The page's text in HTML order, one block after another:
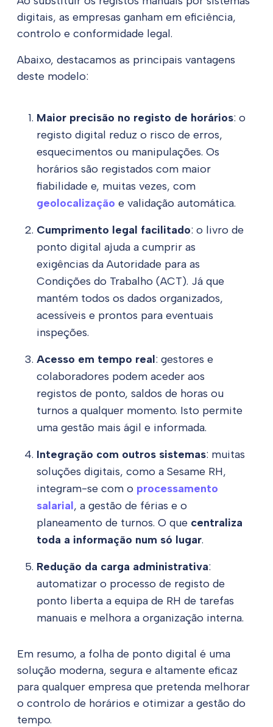
digitais, as empresas ganham em eficiência,
controlo e conformidade legal.
Abaixo, destacamos as principais vantagens
deste modelo:
Maior precisão no registo de horários: o
registo digital reduz o risco de erros,
esquecimentos ou manipulações. Os
horários são registados com maior
fiabilidade e, muitas vezes, com
geolocalização e validação automática.
Cumprimento legal facilitado: o livro de
ponto digital ajuda a cumprir as
exigências da Autoridade para as
Condições do Trabalho (ACT). Já que
mantém todos os dados organizados,
acessíveis e prontos para eventuais
inspeções.
Acesso em tempo real: gestores e
colaboradores podem aceder aos
registos de ponto, saldos de horas ou
turnos a qualquer momento. Isto permite
uma gestão mais ágil e informada.
Integração com outros sistemas: muitas
soluções digitais, como a Sesame RH,
integram-se com o processamento
salarial, a gestão de férias e o
planeamento de turnos. O que centraliza
toda a informação num só lugar.
Redução da carga administrativa:
automatizar o processo de registo de
ponto liberta a equipa de RH de tarefas
manuais e melhora a organização interna.
Em resumo, a folha de ponto digital é uma
solução moderna, segura e altamente eficaz
para qualquer empresa que pretenda melhorar
o controlo de horários e otimizar a gestão do
tempo.